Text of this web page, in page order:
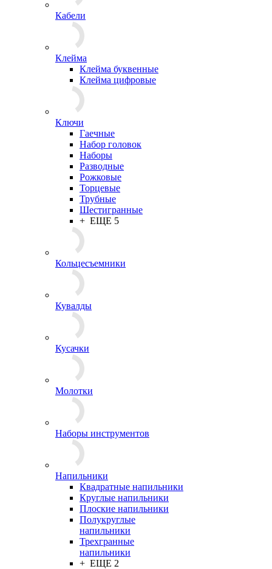
Кабели
Клейма
Клейма буквенные
Клейма цифровые
Ключи
Гаечные
Набор головок
Наборы
Разводные
Рожковые
Торцевые
Трубные
Шестигранные
+ ЕЩЕ 5
Кольцесъемники
Кувалды
Кусачки
Молотки
Наборы инструментов
Напильники
Квадратные напильники
Круглые напильники
Плоские напильники
Полукруглые
напильники
Трехгранные
напильники
+ ЕЩЕ 2